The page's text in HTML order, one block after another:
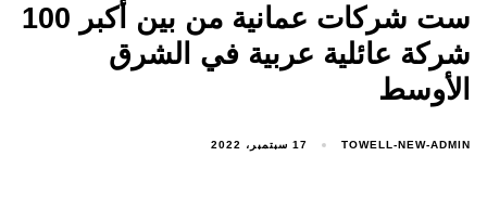
ست شركات عمانية من بين أكبر 100
شركة عائلية عربية في الشرق
الأوسط
TOWELL-NEW-ADMIN 17 سبتمبر، 2022